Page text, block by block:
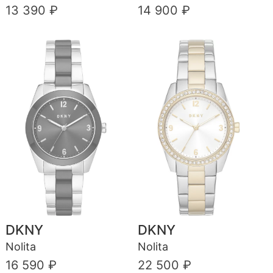
13 390 ₽ 14 900 ₽
DKNY
Nolita
16 590 ₽
DKNY
Nolita
22 500 ₽